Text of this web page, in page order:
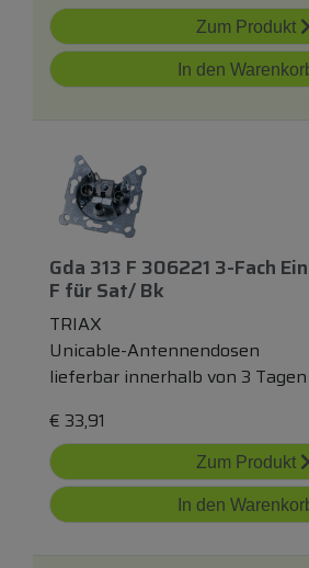
Zum Produkt
In den
Gda 313 F 306221 3-Fach
F fürSat/ Bk
TRIAX
Unicable-Antennendosen
lieferbar innerhalb von 3 Tagen
€ 33,91
Zum Produkt
In den